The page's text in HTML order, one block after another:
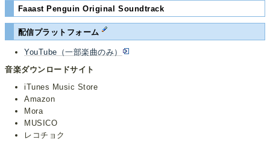
Faaast Penguin Original Soundtrack
配信プラットフォーム
YouTube（一部楽曲のみ）
音楽ダウンロードサイト
iTunes Music Store
Amazon
Mora
MUSICO
レコチョク